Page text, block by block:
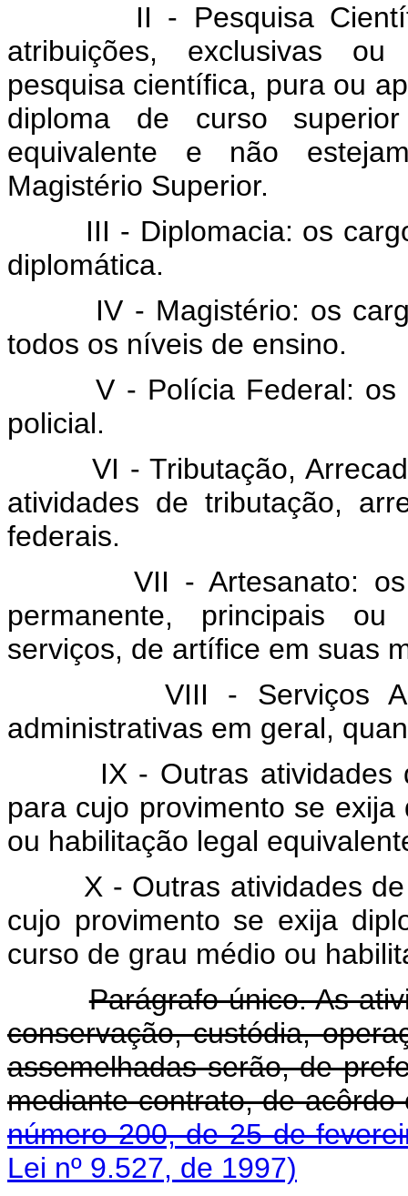
II - Pesquisa
atribuições, exclusivas ou
pesquisa científica, pura ou
diploma de curso
equivalente e não
Magistério Superior.
III - Diplomacia: os
diplomática.
IV - Magistério: os
todos os níveis de ensino.
V - Polícia Federal: os
policial.
VI - Tributação,
atividades de tributação,
federais.
VII - Artesanato:
permanente, principais
serviços, de artífice em suas
VIII - Serviços
administrativas em geral,
IX - Outras
para cujo provimento se
ou habilitação legal
X - Outras atividades
cujo provimento se exija
curso de grau médio ou
Parágrafo único. As
conservação, custódia,
assemelhadas serão, de
mediante contrato, de
número 200, de 25 de
Lei nº 9.527, de 1997)